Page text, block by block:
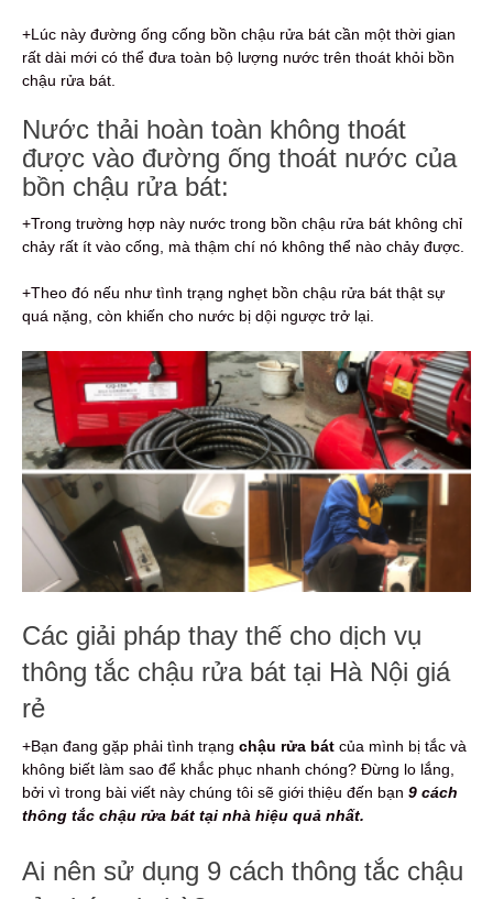
+Lúc này đường ống cống bồn chậu rửa bát cần một thời gian
rất dài mới có thể đưa toàn bộ lượng nước trên thoát khỏi bồn
chậu rửa bát.
Nước thải hoàn toàn không thoát
được vào đường ống thoát nước của
bồn chậu rửa bát:
+Trong trường hợp này nước trong bồn chậu rửa bát không chỉ
chảy rất ít vào cống, mà thậm chí nó không thể nào chảy được.
+Theo đó nếu như tình trạng nghẹt bồn chậu rửa bát thật sự
quá nặng, còn khiến cho nước bị dội ngược trở lại.
Các giải pháp thay thế cho dịch vụ
thông tắc chậu rửa bát tại Hà Nội giá
rẻ
+Bạn đang gặp phải tình trạng chậu rửa bát của mình bị tắc và
không biết làm sao để khắc phục nhanh chóng? Đừng lo lắng,
bởi vì trong bài viết này chúng tôi sẽ giới thiệu đến bạn 9 cách
thông tắc chậu rửa bát tại nhà hiệu quả nhất.
Ai nên sử dụng 9 cách thông tắc chậu